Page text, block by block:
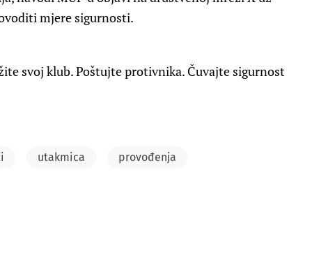
mjere sigurnosti.
svoj klub. Poštujte protivnika. Čuvajte sigurnost
utakmica provođenja